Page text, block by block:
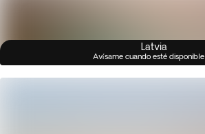
Latvia
Avísame cuando esté disponible